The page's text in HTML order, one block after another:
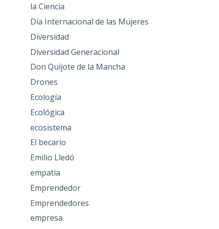
la Ciencia
Día Internacional de las Mujeres
Diversidad
Diversidad Generacional
Don Quijote de la Mancha
Drones
Ecología
Ecológica
ecosistema
El becario
Emilio Lledó
empatia
Emprendedor
Emprendedores
empresa